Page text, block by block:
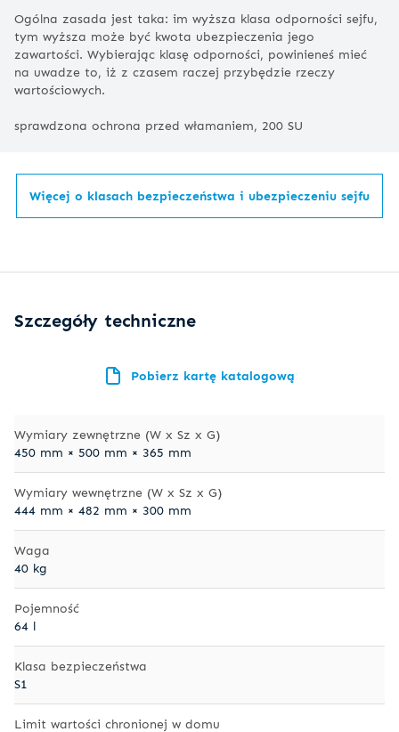
Ogólna zasada jest taka: im wyższa klasa odporności sejfu,
tym wyższa może być kwota ubezpieczenia jego
zawartości. Wybierając klasę odporności, powinieneś mieć
na uwadze to, iż z czasem raczej przybędzie rzeczy
wartościowych.
sprawdzona ochrona przed włamaniem, 200 SU
Więcej o klasach bezpieczeństwa i ubezpieczeniu sejfu
Szczegóły techniczne
Pobierz kartę katalogową
Wymiary zewnętrzne (W x Sz x G)
450 mm × 500 mm × 365 mm
Wymiary wewnętrzne (W x Sz x G)
444 mm × 482 mm × 300 mm
Waga
40 kg
Pojemność
64 l
Klasa bezpieczeństwa
S1
Limit wartości chronionej w domu